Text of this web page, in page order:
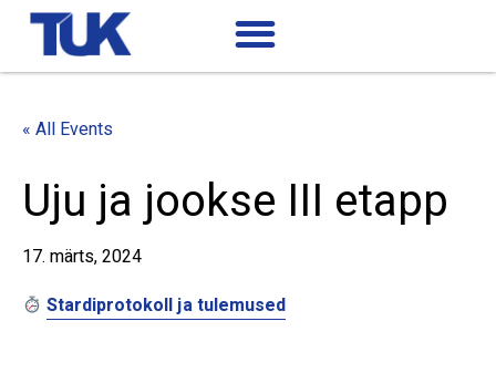
« All Events
Uju ja jookse III etapp
17. märts, 2024
Stardiprotokoll ja tulemused